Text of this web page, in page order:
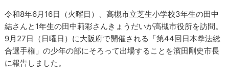
令和8年6月16日（火曜日）、高槻市立芝生小学校3年生の田中
結さんと1年生の田中莉彩さんきょうだいが高槻市役所を訪問。
9月27日（日曜日）に大阪府で開催される「第44回日本拳法総
合選手権」の少年の部にそろって出場することを濱田剛史市長
に報告しました。